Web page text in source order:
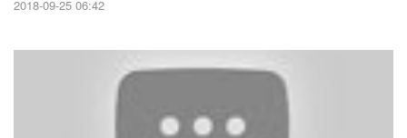
2018-09-25 06:42